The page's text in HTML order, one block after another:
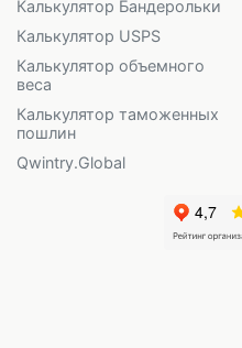
Калькулятор Бандерольки
Калькулятор USPS
Калькулятор объемного
веса
Калькулятор таможенных
пошлин
Qwintry.Global